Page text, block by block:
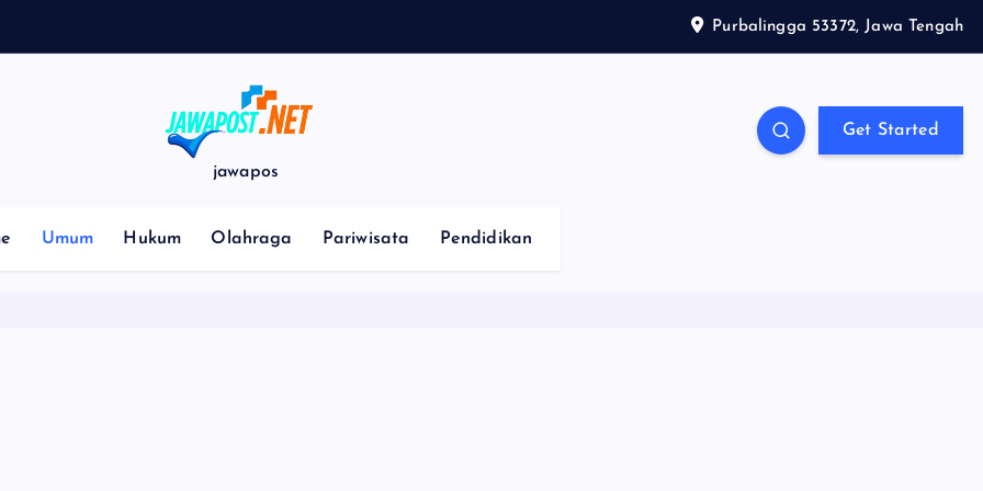
Purbalingga 53372, Jawa Tengah
jawapos
Get Started
Umum Hukum Olahraga Pariwisata Pendidikan